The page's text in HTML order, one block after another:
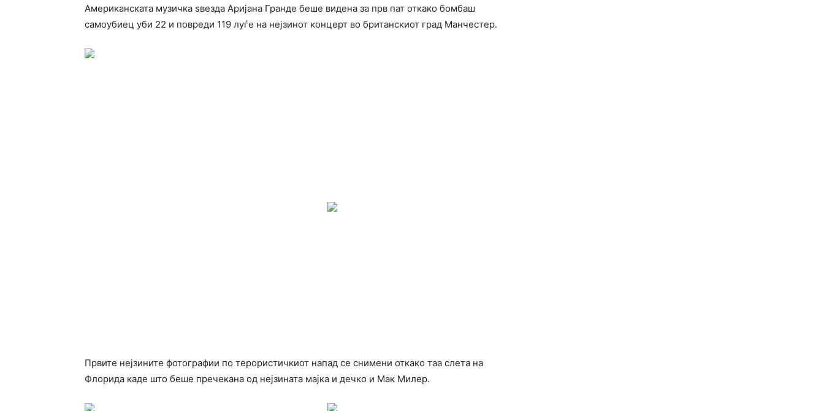
Американската музичка ѕвезда Аријана Гранде беше видена за прв пат откако бомбаш
самоубиец уби 22 и повреди 119 луѓе на нејзинот концерт во британскиот град Манчестер.
Првите нејзините фотографии по терористичкиот напад се снимени откако таа слета на
Флорида каде што беше пречекана од нејзината мајка и дечко и Мак Милер.